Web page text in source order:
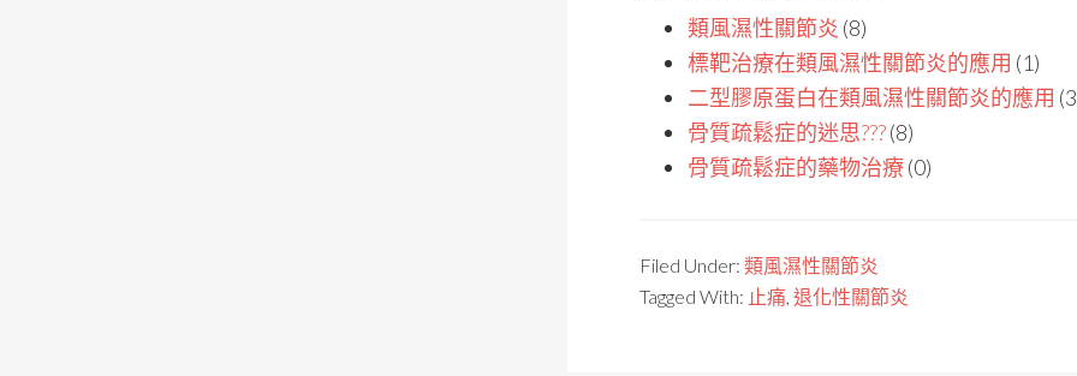
類風濕性關節炎 (8)
標靶治療在類風濕性關節炎的應用 (1)
二型膠原蛋白在類風濕性關節炎的應用
骨質疏鬆症的迷思???(8)
骨質疏鬆症的藥物治療(0)
Filed Under: 類風濕性關節炎
Tagged With: 止痛, 退化性關節炎